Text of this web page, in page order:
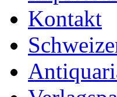
Kontakt